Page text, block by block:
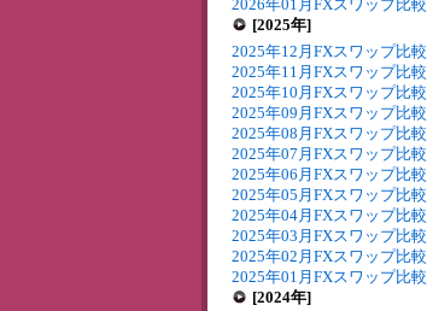
2026年01月FXスワップ比較
[2025年]
2025年12月FXスワップ比較
2025年11月FXスワップ比較
2025年10月FXスワップ比較
2025年09月FXスワップ比較
2025年08月FXスワップ比較
2025年07月FXスワップ比較
2025年06月FXスワップ比較
2025年05月FXスワップ比較
2025年04月FXスワップ比較
2025年03月FXスワップ比較
2025年02月FXスワップ比較
2025年01月FXスワップ比較
[2024年]